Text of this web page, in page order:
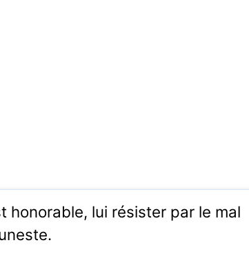
honorable, lui résister par le mal